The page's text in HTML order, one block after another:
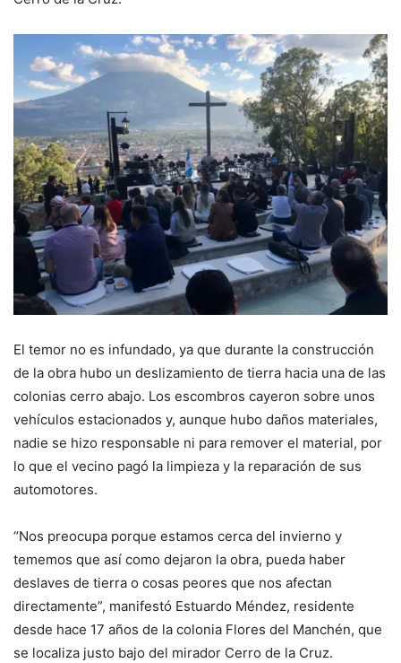
El temor no es infundado, ya que durante la construcción
de la obra hubo un deslizamiento de tierra hacia una de las
colonias cerro abajo. Los escombros cayeron sobre unos
vehículos estacionados y, aunque hubo daños materiales,
nadie se hizo responsable ni para remover el material, por
lo que el vecino pagó la limpieza y la reparación de sus
automotores.
“Nos preocupa porque estamos cerca del invierno y
tememos que así como dejaron la obra, pueda haber
deslaves de tierra o cosas peores que nos afectan
directamente”, manifestó Estuardo Méndez, residente
desde hace 17 años de la colonia Flores del Manchén, que
se localiza justo bajo del mirador Cerro de la Cruz.